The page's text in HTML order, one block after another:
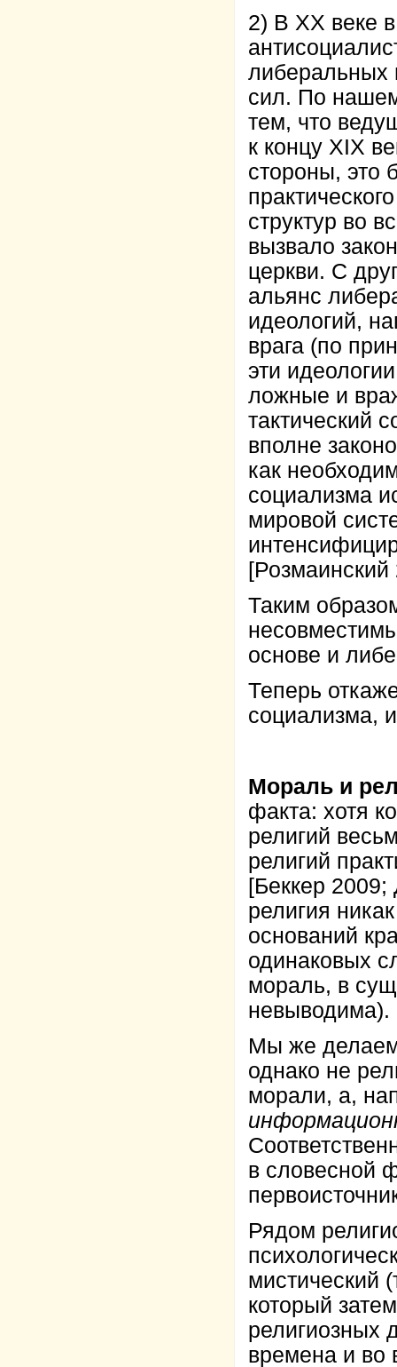
2) В ХХ веке
либеральных
сил. По
тем, что
к концу XIX
стороны, это
структур во
вызвало
церкви. С
альянс
идеологий,
врага (по
эти
ложные и
тактический
вполне
как
социализма
мировой
[Розмаинский
Таким
основе и
Теперь
социализма,
Мораль и
факта: хотя
религий
религий
[Беккер
религия
оснований
одинаковых
мораль, в
невыводима).
Мы же делаем
однако не
морали, а,
в словесной
Рядом
мистический
который
религиозных
времена и во